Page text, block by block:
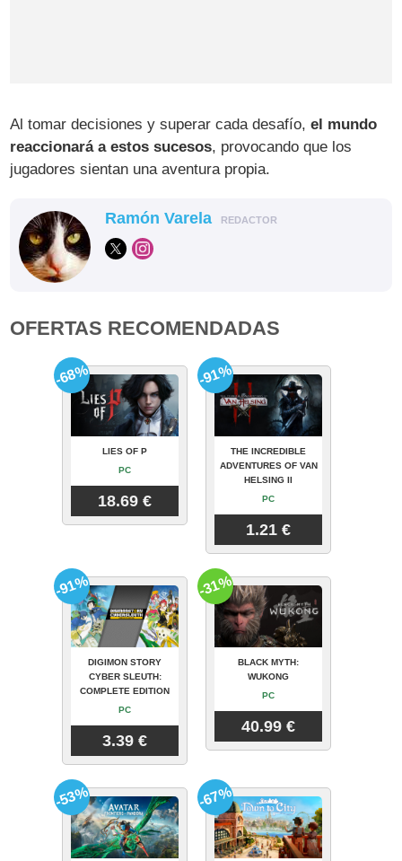
Al tomar decisiones y superar cada desafío,el mundo
reaccionará a estos sucesos, provocando que los
jugadores sientan una aventura propia.
Ramón Varela REDACTOR
OFERTAS RECOMENDADAS
LIES OF P
PC
18.69 €
-68%
THE INCREDIBLE
ADVENTURES OF VAN
HELSING II
PC
1.21 €
-91%
DIGIMON STORY
CYBER SLEUTH:
COMPLETE EDITION
PC
3.39 €
-91%
BLACK MYTH:
WUKONG
PC
40.99 €
-31%
-53% -67%